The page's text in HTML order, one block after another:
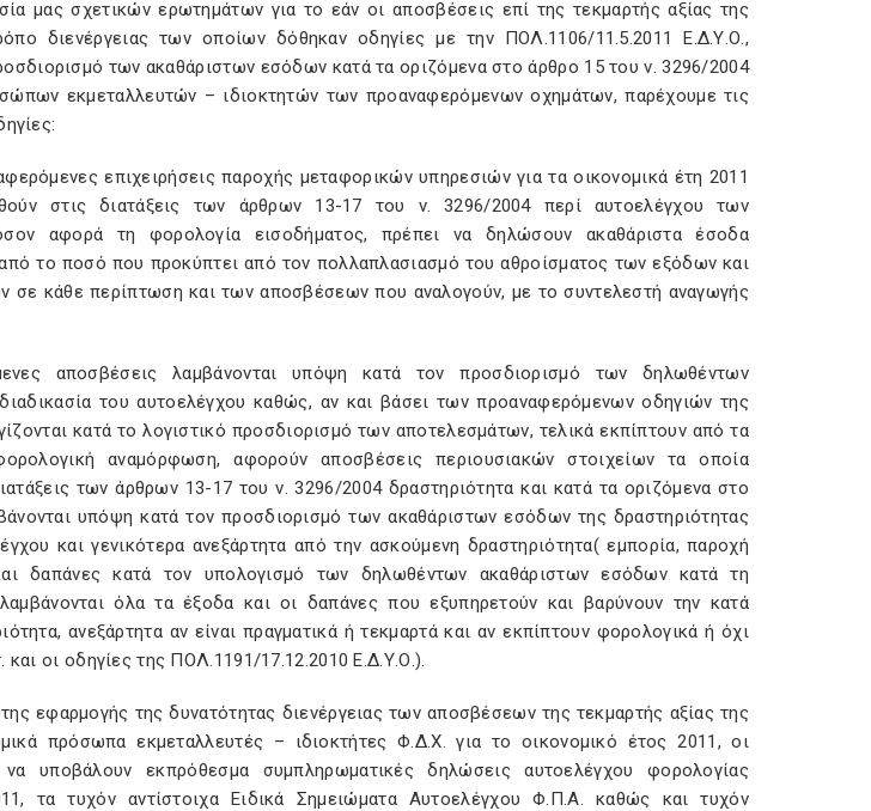
μας σχετικών ερωτημάτων για το εάν οι αποσβέσεις επί της τεκμαρτής αξίας της
διενέργειας των οποίων δόθηκαν οδηγίες με την ΠΟΛ.1106/11.5.2011 Ε.Δ.Υ.Ο.,
των ακαθάριστων εσόδων κατά τα οριζόμενα στο άρθρο 15 του ν. 3296/2004
εκμεταλλευτών – ιδιοκτητών των προαναφερόμενων οχημάτων, παρέχουμε τις
επιχειρήσεις παροχής μεταφορικών υπηρεσιών για τα οικονομικά έτη 2011
στις διατάξεις των άρθρων 13-17 του ν. 3296/2004 περί αυτοελέγχου των
αφορά τη φορολογία εισοδήματος, πρέπει να δηλώσουν ακαθάριστα έσοδα
το ποσό που προκύπτει από τον πολλαπλασιασμό του αθροίσματος των εξόδων και
σε κάθε περίπτωση και των αποσβέσεων που αναλογούν, με το συντελεστή αναγωγής
αποσβέσεις λαμβάνονται υπόψη κατά τον προσδιορισμό των δηλωθέντων
του αυτοελέγχου καθώς, αν και βάσει των προαναφερόμενων οδηγιών της
κατά το λογιστικό προσδιορισμό των αποτελεσμάτων, τελικά εκπίπτουν από τα
αναμόρφωση, αφορούν αποσβέσεις περιουσιακών στοιχείων τα οποία
των άρθρων 13-17 του ν. 3296/2004 δραστηριότητα και κατά τα οριζόμενα στο
υπόψη κατά τον προσδιορισμό των ακαθάριστων εσόδων της δραστηριότητας
και γενικότερα ανεξάρτητα από την ασκούμενη δραστηριότητα( εμπορία, παροχή
δαπάνες κατά τον υπολογισμό των δηλωθέντων ακαθάριστων εσόδων κατά τη
όλα τα έξοδα και οι δαπάνες που εξυπηρετούν και βαρύνουν την κατά
ανεξάρτητα αν είναι πραγματικά ή τεκμαρτά και αν εκπίπτουν φορολογικά ή όχι
και οι οδηγίες της ΠΟΛ.1191/17.12.2010 Ε.Δ.Υ.Ο.).
εφαρμογής της δυνατότητας διενέργειας των αποσβέσεων της τεκμαρτής αξίας της
πρόσωπα εκμεταλλευτές – ιδιοκτήτες Φ.Δ.Χ. για το οικονομικό έτος 2011, οι
να υποβάλουν εκπρόθεσμα συμπληρωματικές δηλώσεις αυτοελέγχου φορολογίας
τα τυχόν αντίστοιχα Ειδικά Σημειώματα Αυτοελέγχου Φ.Π.Α. καθώς και τυχόν